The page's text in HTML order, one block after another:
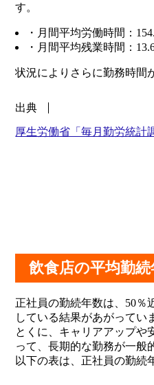
す。
・月間平均労働時間：
・月間平均残業時間：
状況によりさらに勤務時間
出典
厚生労働省「毎月勤労統計
飲食店の平均勤続
正社員の勤続年数は、50％
している結果があがってい
とくに、キャリアアップや
って、長期的な勤務が一般
以下の表は、正社員の勤続